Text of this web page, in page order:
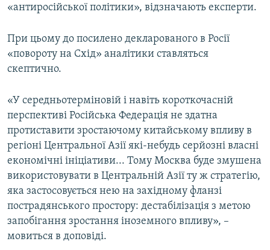
«антиросійської політики», відзначають експерти.
При цьому до посилено декларованого в Росії
«повороту на Схід» аналітики ставляться
скептично.
«У середньотерміновій і навіть короткочасній
перспективі Російська Федерація не здатна
протиставити зростаючому китайському впливу в
регіоні Центральної Азії які-небудь серйозні власні
економічні ініціативи... Тому Москва буде змушена
використовувати в Центральній Азії ту ж стратегію,
яка застосовується нею на західному фланзі
пострадянського простору: дестабілізація з метою
запобігання зростання іноземного впливу», –
мовиться в доповіді.